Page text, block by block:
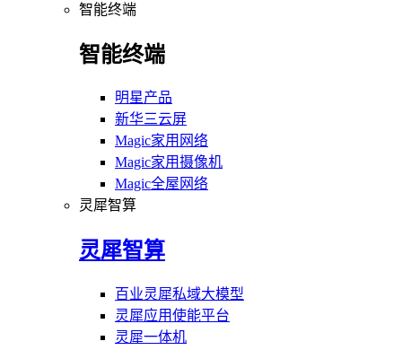
智能终端
智能终端
明星产品
新华三云屏
Magic家用网络
Magic家用摄像机
Magic全屋网络
灵犀智算
灵犀智算
百业灵犀私域大模型
灵犀应用使能平台
灵犀一体机